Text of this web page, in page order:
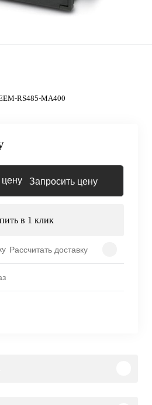
RS485-MA400
Запросить цену
в 1 клик
Рассчитать доставку